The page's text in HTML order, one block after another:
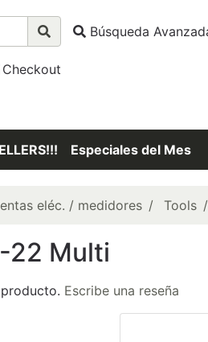
Búsqueda
Checkout
Especiales del Mes
eléc. / medidores Tools
22 Multi
Escribe una reseña